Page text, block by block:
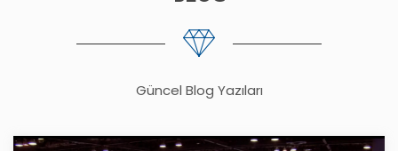
Güncel Blog Yazıları